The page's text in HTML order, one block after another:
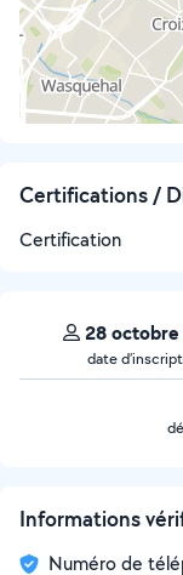
Certifications /
Certification
28
date
Informations
Numéro de